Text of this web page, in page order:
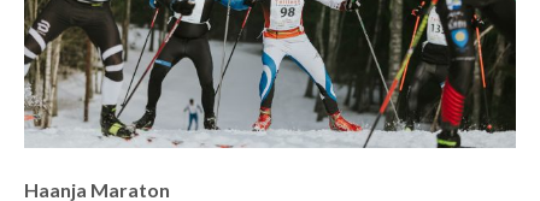
Haanja Maraton